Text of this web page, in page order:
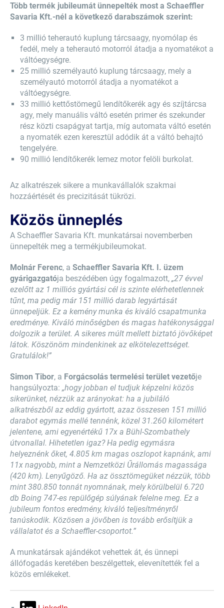
Több termék jubileumát ünnepelték most a Schaeffler
Savaria Kft.-nél a következő darabszámok szerint:
3 millió teherautó kuplung tárcsaagy, nyomólap és
fedél, mely a teherautó motorról átadja a nyomatékot a
váltóegységre.
25 millió személyautó kuplung tárcsaagy, mely a
személyautó motorról átadja a nyomatékot a
váltóegységre.
33 millió kettőstömegű lendítőkerék agy és szíjtárcsa
agy, mely manuális váltó esetén primer és szekunder
rész közti csapágyat tartja, míg automata váltó esetén
a nyomaték ezen keresztül adódik át a váltó behajtó
tengelyére.
90 millió lendítőkerék lemez motor felöli burkolat.
Az alkatrészek sikere a munkavállalók szakmai
hozzáértését és precizitását tükrözi.
Közös ünneplés
A Schaeffler Savaria Kft. munkatársai novemberben
ünnepelték meg a termékjubileumokat.
Molnár Ferenc, a Schaeffler Savaria Kft. I. üzem
gyárigazgatója beszédében úgy fogalmazott, „27 évvel
ezelőtt az 1 milliós gyártási cél is szinte elérhetetlennek
tűnt, ma pedig már 151 millió darab legyártását
ünnepeljük. Ez a kemény munka és kiváló csapatmunka
eredménye. Kiváló minőségben és magas hatékonysággal
dolgozik a terület. A sikeres múlt mellett biztató jövőképet
látok. Köszönöm mindenkinek az elkötelezettséget.
Gratulálok!”
Simon Tibor, a Forgácsolás termelési terület vezetője
hangsúlyozta: „hogy jobban el tudjuk képzelni közös
sikerünket, nézzük az arányokat: ha a jubiláló
alkatrészből az eddig gyártott, azaz összesen 151 millió
darabot egymás mellé tennénk, közel 31.260 kilométert
jelentene, ami egyenértékű 17x a Bühl-Szombathely
útvonallal. Hihetetlen igaz? Ha pedig egymásra
helyeznénk őket, 4.805 km magas oszlopot kapnánk, ami
11x nagyobb, mint a Nemzetközi Űrállomás magassága
(420 km). Lenyűgöző. Ha az össztömegüket nézzük, több
mint 380.850 tonnát nyomnának, mely körülbelül 6.720
db Boing 747-es repülőgép súlyának felelne meg. Ez a
jubileum fontos eredmény, kiváló teljesítményről
tanúskodik. Közösen a jövőben is tovább erősítjük a
vállalatot és a Schaeffler-csoportot.”
A munkatársak ajándékot vehettek át, és ünnepi
állófogadás keretében beszélgettek, elevenítették fel a
közös emlékeket.